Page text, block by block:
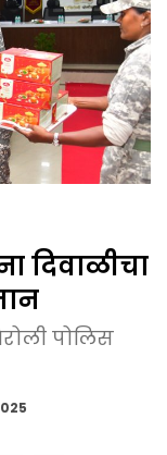
दिवाळीचा
पोलिस